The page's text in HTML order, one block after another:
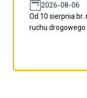
2026-08-06
Od 10 sierpnia
ruchu drogowego
porzpedniego